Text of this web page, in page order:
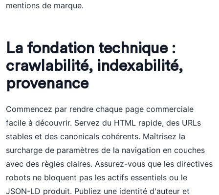
mentions de marque.
La fondation technique :
crawlabilité, indexabilité,
provenance
Commencez par rendre chaque page commerciale
facile à découvrir. Servez du HTML rapide, des URLs
stables et des canonicals cohérents. Maîtrisez la
surcharge de paramètres de la navigation en couches
avec des règles claires. Assurez-vous que les directives
robots ne bloquent pas les actifs essentiels ou le
JSON-LD produit. Publiez une identité d'auteur et